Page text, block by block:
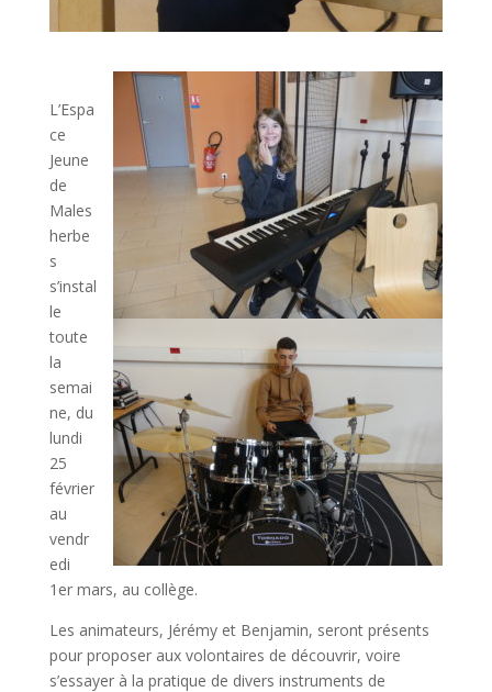
L’Espa
ce
Jeune
de
Males
herbe
s
s’instal
le
toute
la
semai
ne, du
lundi
25
février
au
vendr
edi
1er mars, au collège.
Les animateurs, Jérémy et Benjamin, seront présents
pour proposer aux volontaires de découvrir, voire
s’essayer à la pratique de divers instruments de